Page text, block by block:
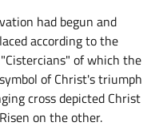
had begun and
according to the
of which the
of Christ's triumph
cross depicted Christ
on the other.